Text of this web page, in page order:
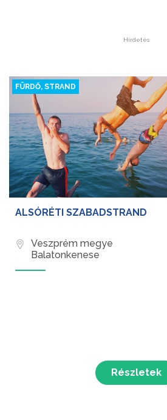
Hirdetés
FÜRDŐ, STRAND
ALSÓRÉTI SZABADSTRAND
Veszprém megye
Balatonkenese
Részletek